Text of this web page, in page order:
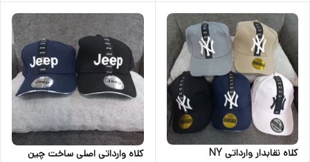
کلاه نقابدار وارداتی NY
کلاه وارداتی اصلی ساخت چین